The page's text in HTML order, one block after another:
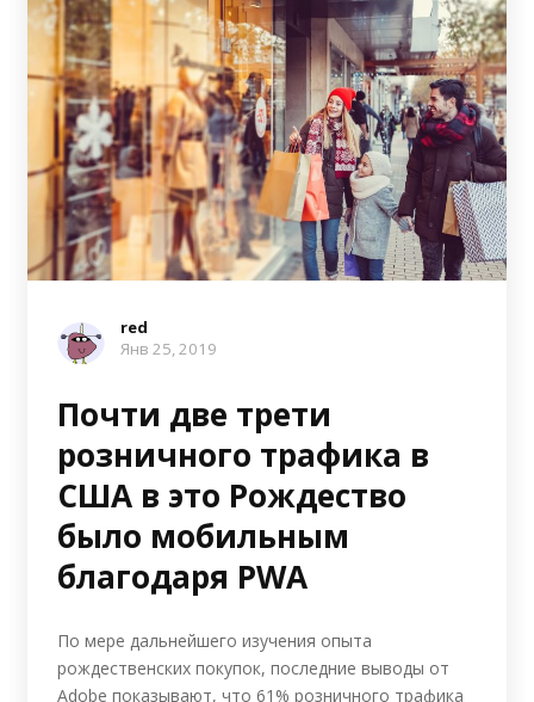
red
Янв 25, 2019
Почти две трети
розничного трафика в
США в это Рождество
было мобильным
благодаря PWA
По мере дальнейшего изучения опыта
рождественских покупок, последние выводы от
Adobe показывают, что 61% розничного трафика